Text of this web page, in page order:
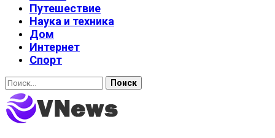
Путешествие
Наука и техника
Дом
Интернет
Спорт
Найти: